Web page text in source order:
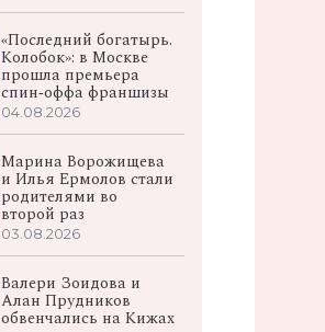
«Последний богатырь.
Колобок»: в Москве
прошла премьера
спин‑оффа франшизы
04.08.2026
Марина Ворожищева
и Илья Ермолов стали
родителями во
второй раз
03.08.2026
Валери Зоидова и
Алан Прудников
обвенчались на Кижах